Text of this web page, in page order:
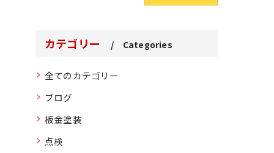
カテゴリー Categories
全てのカテゴリー
ブログ
板金塗装
点検